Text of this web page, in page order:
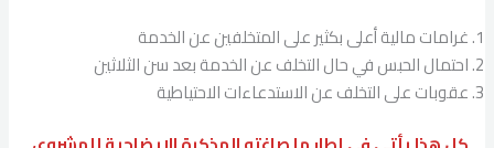
غرامات مالية أعلى بكثير على المتخلفين عن الخدمة
احتمال الحبس في حال التخلف عن الخدمة بعد سن الثلاثين
عقوبات على التخلف عن الاستدعاءات الاحتياطية